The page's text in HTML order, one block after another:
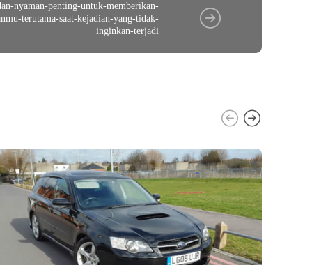
nyaman-penting-untuk-memberikan-
terutama-saat-kejadian-yang-tidak-
inginkan-terjadi